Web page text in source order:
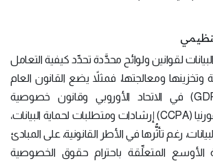
لقوانين ولوائح محدَّدة تحدِّد كيفية التعامل
وتخزينها ومعالجتها، فمثلاً يضع القانون العام
لحماية البيانات (GDPR) في الاتحاد الأوروبي وقانون خصوصية
المستهلك في كاليفورنيا (CCPA) إرشادات ومتطلبات لحماية البيانات،
رغم تأثُّرها في الأطر القانونية، على المبادئ
الأوسع المتعلِّقة باحترام حقوق الخصوصية